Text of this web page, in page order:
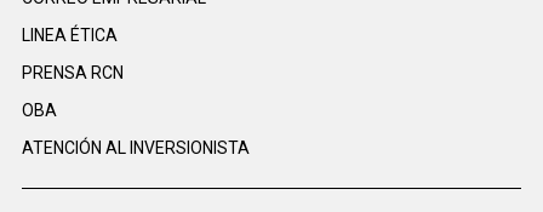
LINEA ÉTICA
PRENSA RCN
OBA
ATENCIÓN AL INVERSIONISTA